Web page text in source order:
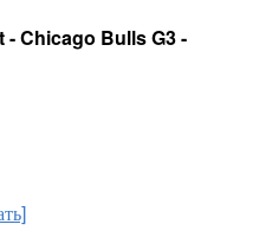
- Chicago Bulls G3 -